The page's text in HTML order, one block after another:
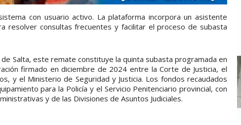
con usuario activo. La plataforma incorpora un asistente
resolver consultas frecuentes y facilitar el proceso de subasta
Salta, este remate constituye la quinta subasta programada en
firmado en diciembre de 2024 entre la Corte de Justicia, el
y el Ministerio de Seguridad y Justicia. Los fondos recaudados
para la Policía y el Servicio Penitenciario provincial, con
y de las Divisiones de Asuntos Judiciales.